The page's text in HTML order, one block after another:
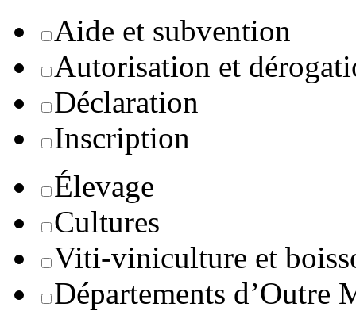
Aide et subvention
Autorisation et
Déclaration
Inscription
Élevage
Cultures
Viti-viniculture et
Départements d’Outre